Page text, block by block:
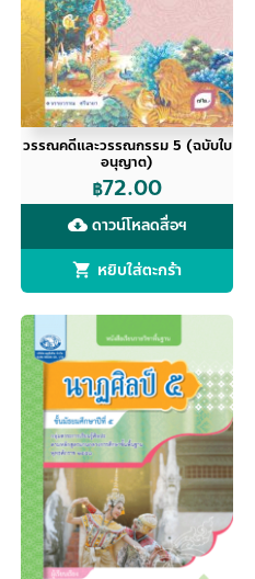
วรรณคดีและวรรณกรรม 5 (ฉบับใบ
อนุญาต)
฿72.00
cloud_downloadดาวน์โหลดสื่อฯ
หยิบใส่ตะกร้า